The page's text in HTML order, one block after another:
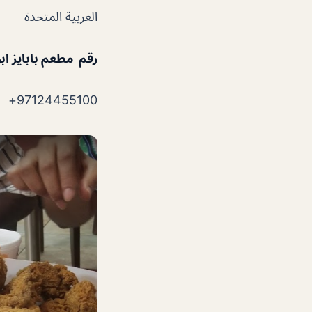
العربية المتحدة
رقم مطعم بابايز
97124455100+